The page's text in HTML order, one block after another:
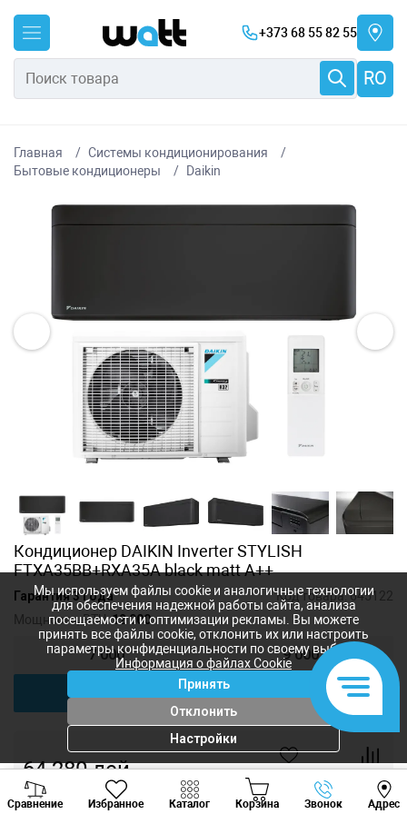
+373 68 55 82 55
RO
Главная
Системы кондиционирования
Бытовые кондиционеры
Daikin
Кондиционер DAIKIN Inverter STYLISH
FTXA35BB+RXA35A black matt A++
Гарантия 3 года Код товара:645122
Мощность, BTU:12 000
7 000 9 000
64 280лей
Сравнение Избранное Каталог Корзина Звонок Адрес
Viber Whatsapp
Мы используем файлы cookie и аналогичные технологии
для обеспечения надежной работы сайта, анализа
посещаемости и оптимизации рекламы. Вы можете
принять все файлы cookie, отклонить их или настроить
параметры конфиденциальности по своему выбору.
Информация о файлах Cookie
Принять
Отклонить
Настройки